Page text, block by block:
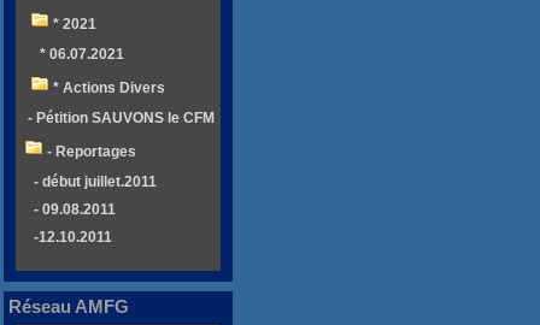
* 2021
* 06.07.2021
* Actions Divers
- Pétition SAUVONS le CFM
- Reportages
- début juillet.2011
- 09.08.2011
-12.10.2011
Réseau AMFG